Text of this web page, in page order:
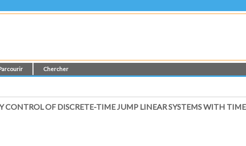
Chercher
OF DISCRETE-TIME JUMP LINEAR SYSTEMS WITH